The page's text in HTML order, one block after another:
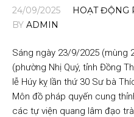
24/09/2025 HOẠT ĐỘNG
BY ADMIN
Sáng ngày 23/9/2025 (mùng
(phường Nhị Quý, tỉnh Đồng
lễ Húy kỵ lần thứ 30 Sư bà
Môn đồ pháp quyến cung
các tự viện quang lâm đạo